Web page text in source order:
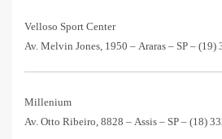
Velloso Sport Center
Av. Melvin Jones, 1950 – Araras – SP – (19)
Millenium
Av. Otto Ribeiro, 8828 – Assis – SP – (18)